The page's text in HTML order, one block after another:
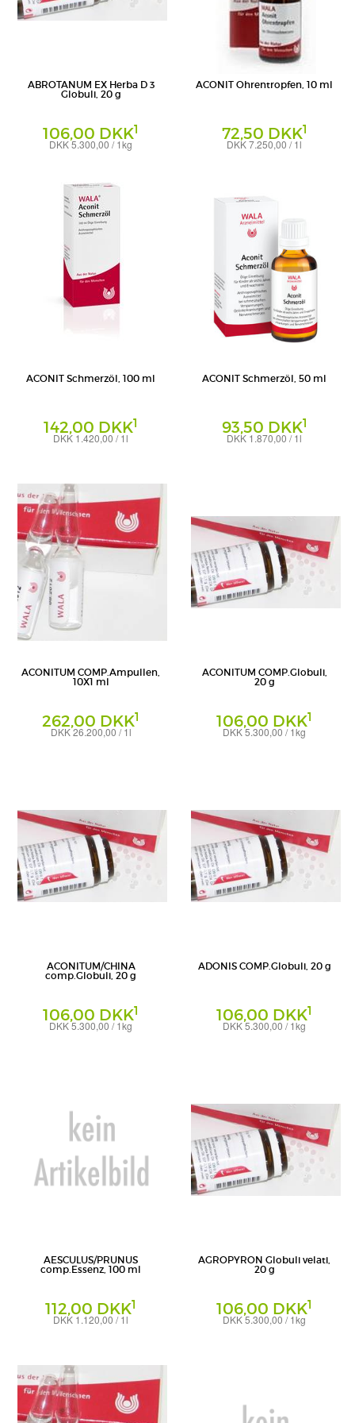
ABROTANUM EX Herba D 3
Globuli, 20 g
106,00 DKK1
DKK 5.300,00 / 1kg
ACONIT Ohrentropfen, 10 ml
72,50 DKK1
DKK 7.250,00 / 1l
ACONIT Schmerzöl, 100 ml
142,00 DKK1
DKK 1.420,00 / 1l
ACONIT Schmerzöl, 50 ml
93,50 DKK1
DKK 1.870,00 / 1l
ACONITUM COMP.Ampullen,
10X1 ml
262,00 DKK1
DKK 26.200,00 / 1l
ACONITUM COMP.Globuli,
20 g
106,00 DKK1
DKK 5.300,00 / 1kg
ACONITUM/CHINA
comp.Globuli, 20 g
106,00 DKK1
DKK 5.300,00 / 1kg
ADONIS COMP.Globuli, 20 g
106,00 DKK1
DKK 5.300,00 / 1kg
AESCULUS/PRUNUS
comp.Essenz, 100 ml
112,00 DKK1
DKK 1.120,00 / 1l
AGROPYRON Globuli velati,
20 g
106,00 DKK1
DKK 5.300,00 / 1kg